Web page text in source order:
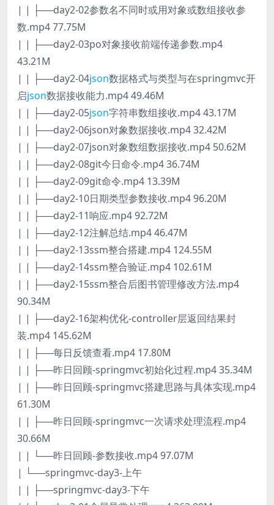
| | ├──day2-02参数名不同时或用对象或数组接收参
数.mp4 77.75M
| | ├──day2-03po对象接收前端传递参数.mp4
43.21M
| | ├──day2-04json数据格式与类型与在springmvc开
启json数据接收能力.mp4 49.46M
| | ├──day2-05json字符串数组接收.mp4 43.17M
| | ├──day2-06json对象数据接收.mp4 32.42M
| | ├──day2-07json对象数组数据接收.mp4 50.62M
| | ├──day2-08git今日命令.mp4 36.74M
| | ├──day2-09git命令.mp4 13.39M
| | ├──day2-10日期类型参数接收.mp4 96.20M
| | ├──day2-11响应.mp4 92.72M
| | ├──day2-12注解总结.mp4 46.47M
| | ├──day2-13ssm整合搭建.mp4 124.55M
| | ├──day2-14ssm整合验证.mp4 102.61M
| | ├──day2-15ssm整合后图书管理修改方法.mp4
90.34M
| | ├──day2-16架构优化-controller层返回结果封
装.mp4 145.62M
| | ├──每日反馈查看.mp4 17.80M
| | ├──昨日回顾-springmvc初始化过程.mp4 35.34M
| | ├──昨日回顾-springmvc搭建思路与具体实现.mp4
61.30M
| | ├──昨日回顾-springmvc一次请求处理流程.mp4
30.66M
| | └──昨日回顾-参数接收.mp4 97.07M
| └──springmvc-day3-上午
| | ├──springmvc-day3-下午